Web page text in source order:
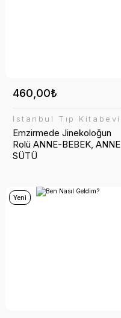
460,00₺
İstanbul Tıp Kitabevi
Emzirmede Jinekoloğun
Rolü ANNE-BEBEK, ANNE
SÜTÜ
Yeni